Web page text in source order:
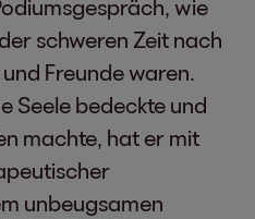
wie
schweren Zeit nach
Freunde waren.
Seele bedeckte und
machte, hat er mit
unbeugsamen